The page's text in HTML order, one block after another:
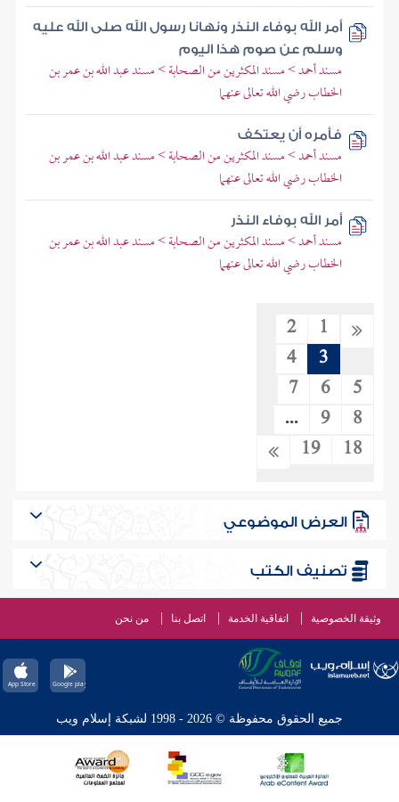
أمر الله بوفاء النذر ونهانا رسول الله صلى الله عليه
وسلم عن صوم هذا اليوم
مسند أحمد > مسند المكثرين من الصحابة > مسند عبد الله بن عمر بن
الخطاب رضي الله تعالى عنهما
فأمره أن يعتكف
مسند أحمد > مسند المكثرين من الصحابة > مسند عبد الله بن عمر بن
الخطاب رضي الله تعالى عنهما
أمر الله بوفاء النذر
مسند أحمد > مسند المكثرين من الصحابة > مسند عبد الله بن عمر بن
الخطاب رضي الله تعالى عنهما
1
2
3
4
5
6
7
8
9
...
18
19
العرض الموضوعي
تصنيف الكتب
وثيقة الخصوصية اتفاقية الخدمة اتصل بنا من نحن
جميع الحقوق محفوظة © 2026 - 1998 لشبكة إسلام ويب